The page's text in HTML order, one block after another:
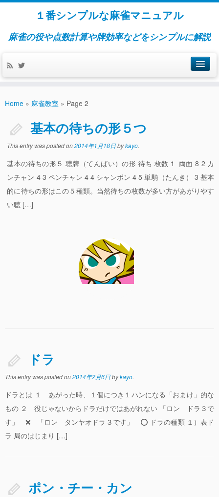
１番シンプルな麻雀マニュアル
麻雀の役や点数計算や牌効率などをシンプルに解説
麻雀牌の種類と呼び方
基本の待ちの形５つ
ポン・チー・カン
麻雀の役（チームわけ）
点数計算の一覧表と５つのポイント
符計算（符のかぞえ方）
オーラス逆転するために覚える点差表
点数計算練習問題 １００選
牌効率
麻雀の実戦でよくでる多面待ち ２４選
Home » 麻雀教室 » Page 2
基本の待ちの形５つ
This entry was posted on2014年1月18日bykayo.
基本の待ちの形５ 聴牌（てんぱい）の形 待ち 枚数 1 両面 8 2 カ
ンチャン 4 3 ペンチャン 4 4 シャンポン 4 5 単騎（たんき） 3 基本
的に待ちの形はこの５種類。当然待ちの枚数が多い方があがりやす
い聴 […]
ドラ
This entry was posted on2014年2月6日bykayo.
ドラとは １ あがった時、１個につき１ハンになる「おまけ」的な
もの ２ 役じゃないからドラだけではあがれない 「ロン ドラ３で
す」 ❌ 「ロン タンヤオドラ３です」 ⭕ ドラの種類 １）表ド
ラ 局のはじまり […]
ポン・チー・カン